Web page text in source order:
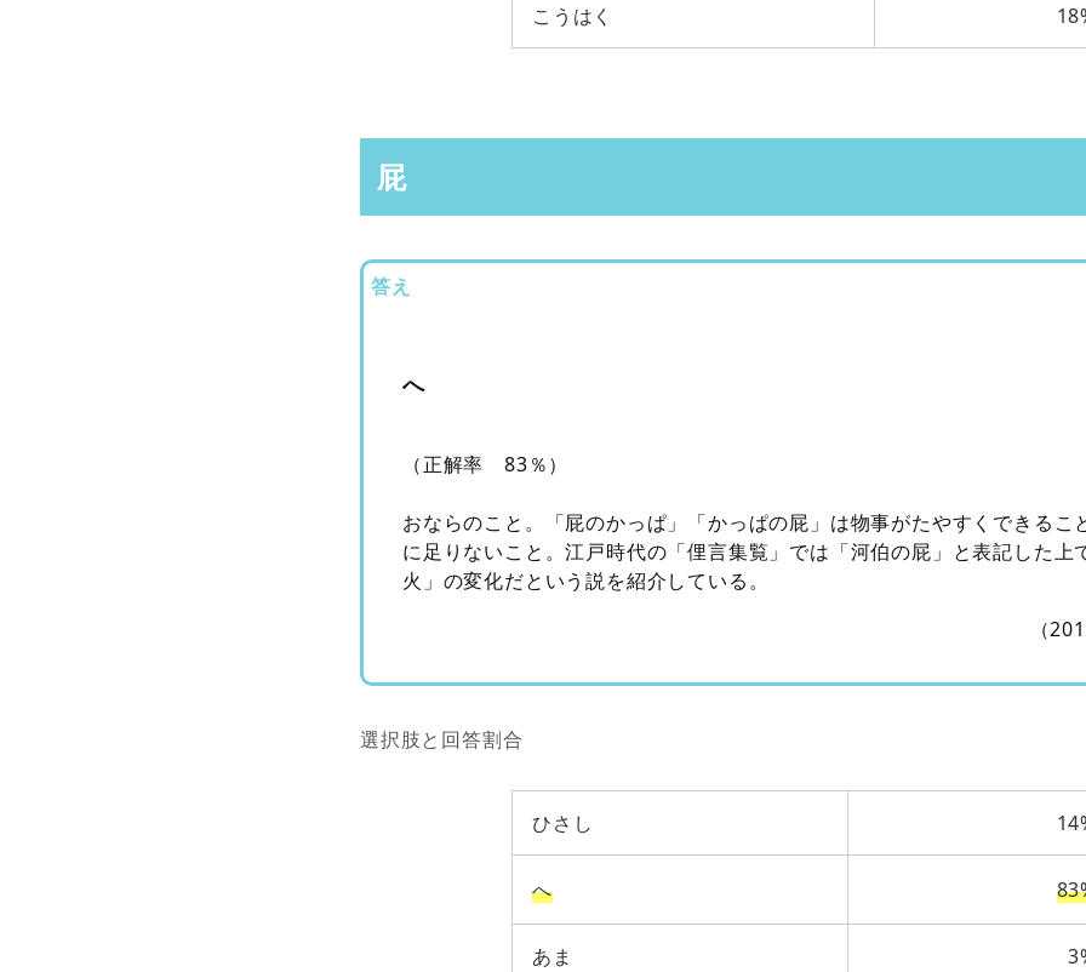
こうはく
屁
答え
へ
（正解率 83％）
おならのこと。「屁のかっぱ」「かっぱの屁」は物事がたやすくできるこ
に足りないこと。江戸時代の「俚言集覧」では「河伯の屁」と表記した上
火」の変化だという説を紹介している。
（
選択肢と回答割合
ひさし
へ
あま